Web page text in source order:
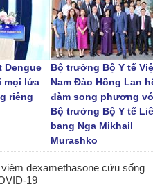
Dengue
mọi lứa
riêng
Bộ trưởng Bộ Y tế
Nam Đào Hồng Lan
đàm song phương
Bộ trưởng Bộ Y tế
bang Nga Mikhail
Murashko
dexamethasone cứu sống
19